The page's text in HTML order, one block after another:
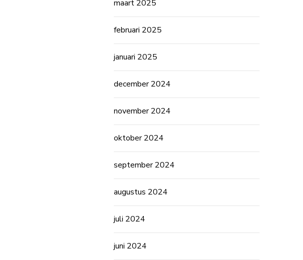
maart 2025
februari 2025
januari 2025
december 2024
november 2024
oktober 2024
september 2024
augustus 2024
juli 2024
juni 2024